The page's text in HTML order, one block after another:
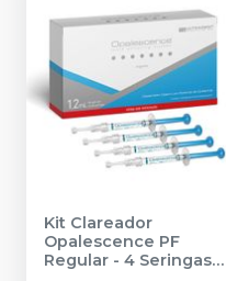
Kit Clareador
Opalescence PF
Regular - 4 Seringas-